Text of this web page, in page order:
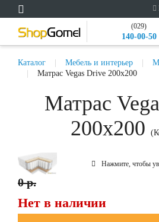
(029)
140-00-50
Каталог Мебель и интерьер
Матрас Vegas Drive 200x200
Матрас
200x200
Нажмите, чтобы
0 р.
Нет в наличии